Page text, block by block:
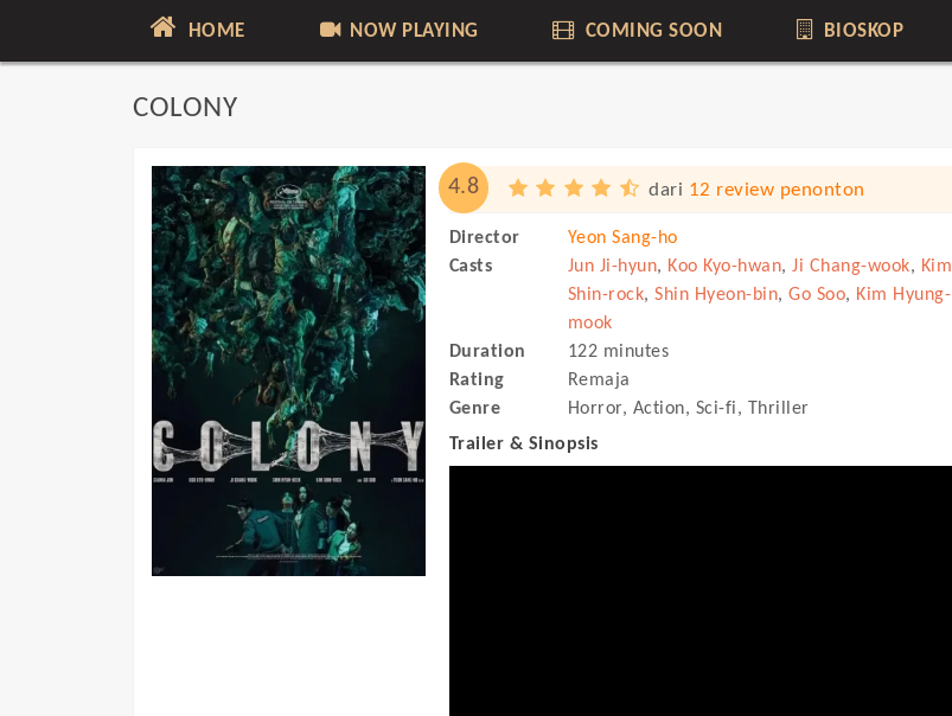
HOME NOW PLAYING COMING SOON BIOSKOP
COLONY
4.8 dari 12 review penonton
Director
Yeon Sang-ho
Casts
Jun Ji-hyun, Koo Kyo-hwan, Ji Chang-wook, Kim
Shin-rock, Shin Hyeon-bin, Go Soo, Kim Hyung-
mook
Duration
122 minutes
Rating
Remaja
Genre
Horror, Action, Sci-fi, Thriller
Trailer & Sinopsis